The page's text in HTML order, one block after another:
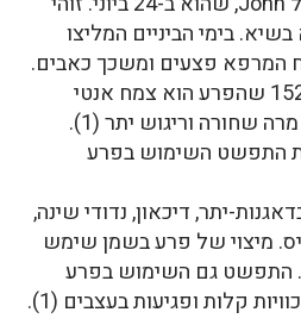
בימי הביניים המליצו
המרפא פצעים ומשכך כאבים.
Paracelus כתב בשנת 1525 שהפרע הוא צמח אנטי
דכאוני, יעיל במקרים של מרה שחורה וריגוש יתר (1).
התפשט השימוש בפרע
יתר, דיכאון, נדודי שינה,
מיצוי של פרע בשמן שימש
התפשט גם השימוש בפרע
קלות ופגיעות בעצבים (1).